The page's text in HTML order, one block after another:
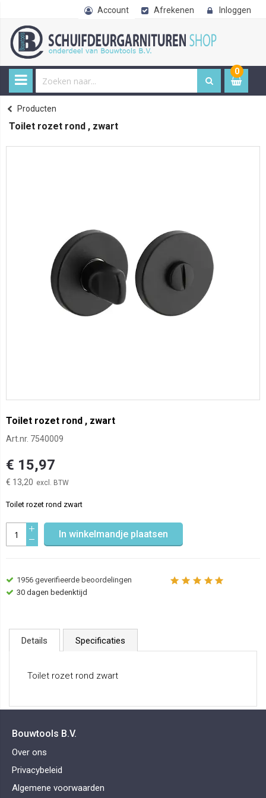
Account Afrekenen Inloggen
0
item
Home
Producten
Toilet rozet rond , zwart
Toilet rozet rond , zwart
Art.nr. 7540009
€ 15,97
€ 13,20
Toilet rozet rond zwart
In winkelmandje plaatsen
1956 geverifieerde beoordelingen
30 dagen bedenktijd
Details Specificaties
Toilet rozet rond zwart
Bouwtools B.V.
Over ons
Privacybeleid
Algemene voorwaarden